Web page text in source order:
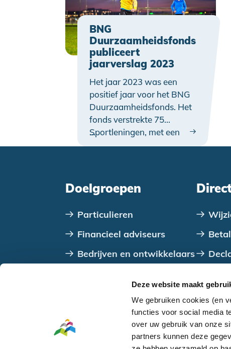
Deze website maakt
We gebruiken cookies (en
functies voor social media
over uw gebruik van onze
partners kunnen deze
BNG
Duurzaamheidsfonds
publiceert
jaarverslag 2023
Het jaar 2023 was een
positief jaar voor het BNG
Duurzaamheidsfonds. Het
fonds verstrekte 75
Sportleningen, met een
totale waarde van ruim €
sportclubs aan de slag
met onder meer het
accommodaties.
…
Doelgroepen
Particulieren
Financieel adviseurs
Bedrijven en ontwikkelaars
en coöperaties